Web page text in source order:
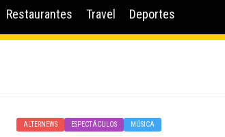
Restaurantes Travel Deportes
ALTERNEWS ESPECTÁCULOS MÚSICA